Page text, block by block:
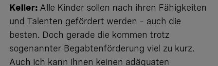
Keller: Alle Kinder sollen nach ihren Fähigkeiten
und Talenten gefördert werden – auch die
besten. Doch gerade die kommen trotz
sogenannter Begabtenförderung viel zu kurz.
Auch ich kann ihnen keinen adäquaten